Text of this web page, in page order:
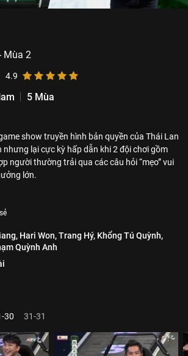
Mùa 2
4.9
5 Mùa
show truyền hình bản quyền của Thái Lan
nhưng lại cực kỳ hấp dẫn khi 2 đội chơi gồm
người thường trải qua các câu hỏi “mẹo” vui
lớn.
Hari Won,Trang Hý, Khổng Tú Quỳnh,
Quỳnh Anh
30 31-31